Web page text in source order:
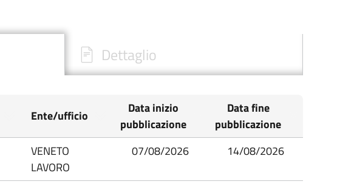
Dettaglio
Ente/ufficio
Data inizio
pubblicazione
Data fine
pubblicazione
VENETO
LAVORO
07/08/2026 14/08/2026